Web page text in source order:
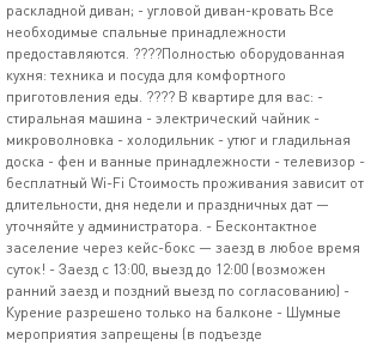
раскладной диван; - угловой диван-кровать Все
необходимые спальные принадлежности
предоставляются. ????Полностью оборудованная
кухня: техника и посуда для комфортного
приготовления еды. ????️ В квартире для вас: -
стиральная машина - электрический чайник -
микроволновка - холодильник - утюг и гладильная
доска - фен и ванные принадлежности - телевизор -
бесплатный Wi-Fi Стоимость проживания зависит от
длительности, дня недели и праздничных дат —
уточняйте у администратора. - Бесконтактное
заселение через кейс-бокс — заезд в любое время
суток! - Заезд с 13:00, выезд до 12:00 (возможен
ранний заезд и поздний выезд по согласованию) -
Курение разрешено только на балконе - Шумные
мероприятия запрещены (в подъезде